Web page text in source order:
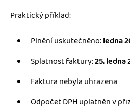
Praktický příklad:
Plnění uskutečněno:ledna
Splatnost faktury:25. ledna
Faktura nebyla uhrazena
Odpočet DPH uplatněn v